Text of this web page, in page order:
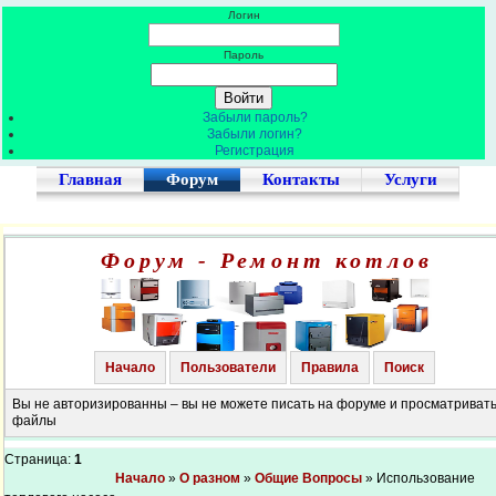
Логин
Пароль
Забыли пароль?
Забыли логин?
Регистрация
Главная Форум Контакты Услуги
Форум - Ремонт котлов
Начало Пользователи Правила Поиск
Вы не авторизированны – вы не можете писать на форуме и просматривать
файлы
Страница: 1
Начало » О разном » Общие Вопросы » Использование